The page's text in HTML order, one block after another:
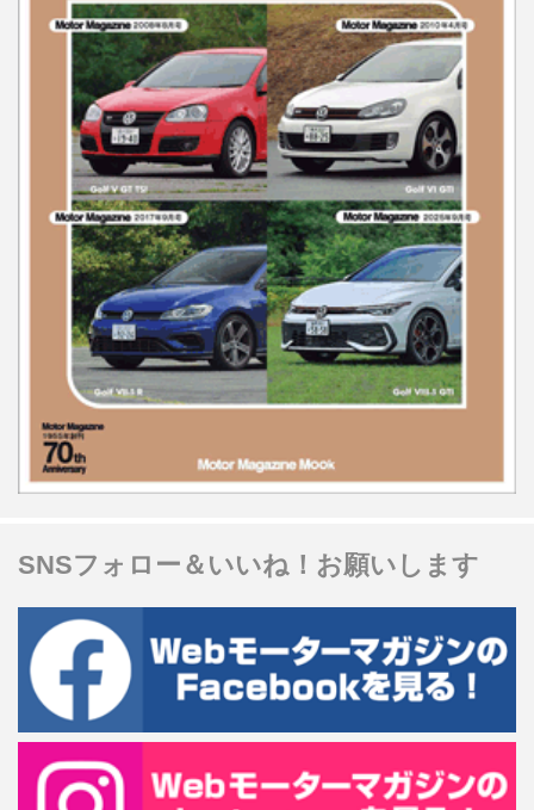
SNSフォロー＆いいね！お願いします